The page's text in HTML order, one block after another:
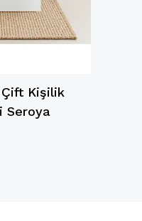
Kişilik
Seroya